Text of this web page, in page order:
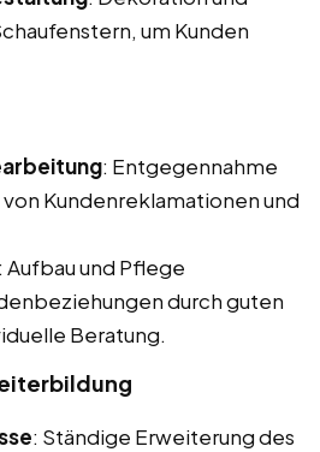
um Kunden
: Entgegennahme
Kundenreklamationen und
: Aufbau und Pflege
durch guten
Beratung.
: Ständige Erweiterung des